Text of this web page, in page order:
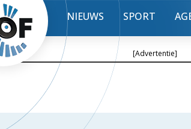
NIEUWS SPORT
[Advertentie]